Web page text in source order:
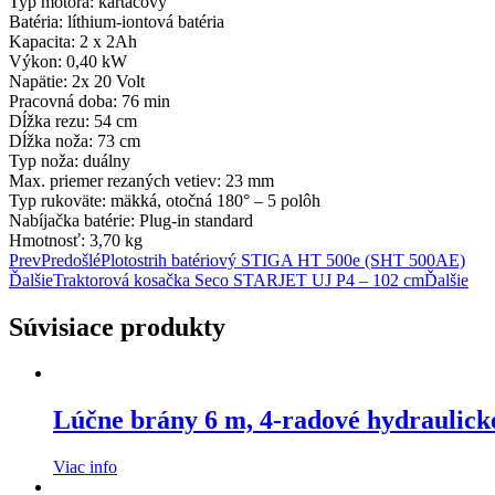
Batéria: líthium-iontová batéria
Kapacita: 2 x 2Ah
Výkon: 0,40 kW
Napätie: 2x 20 Volt
Pracovná doba: 76 min
Dĺžka rezu: 54 cm
Dĺžka noža: 73 cm
Typ noža: duálny
Max. priemer rezaných vetiev: 23 mm
Typ rukoväte: mäkká, otočná 180° – 5 polôh
Nabíjačka batérie: Plug-in standard
Hmotnosť: 3,70 kg
PrevPredošléPlotostrih batériový STIGA HT 500e (SHT 500AE)
ĎalšieTraktorová kosačka Seco STARJET UJ P4 – 102 cmĎalšie
Súvisiace produkty
Lúčne brány 6 m, 4-radové
Viac info